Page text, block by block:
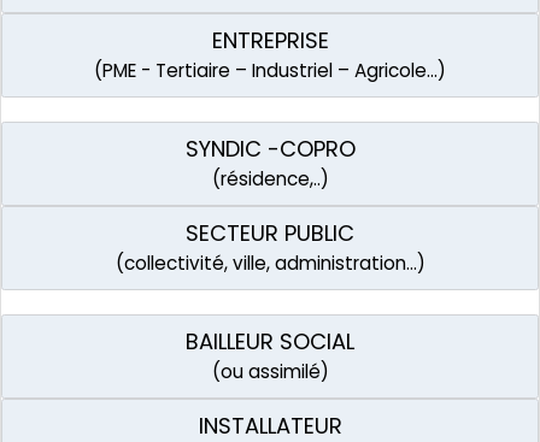
ENTREPRISE
(PME - Tertiaire – Industriel – Agricole…)
SYNDIC -COPRO
(résidence,..)
SECTEUR PUBLIC
(collectivité, ville, administration…)
BAILLEUR SOCIAL
(ou assimilé)
INSTALLATEUR